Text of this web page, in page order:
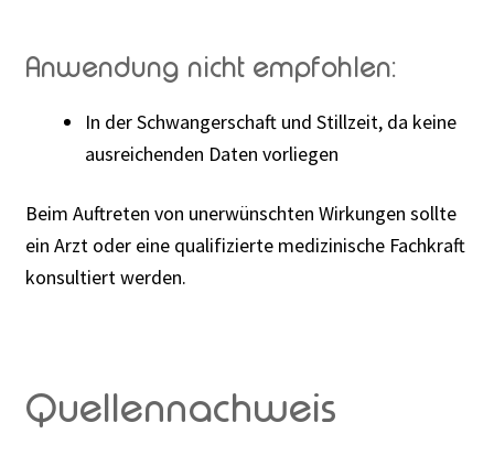
Anwendung nicht empfohlen:
In der Schwangerschaft und Stillzeit, da keine
ausreichenden Daten vorliegen
Beim Auftreten von unerwünschten Wirkungen sollte
ein Arzt oder eine qualifizierte medizinische Fachkraft
konsultiert werden.
Quellennachweis